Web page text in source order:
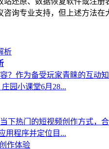
询专业支持，但上述方法
？作为备受玩家青睐的互动
园小课堂6月28...
下热门的短视频创作方式，
用程序并定位目...